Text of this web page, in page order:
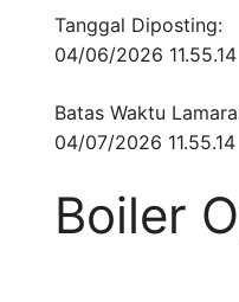
Tanggal Diposting:
04/06/2026 11.55.14
Batas Waktu
04/07/2026 11.55.14
Boiler